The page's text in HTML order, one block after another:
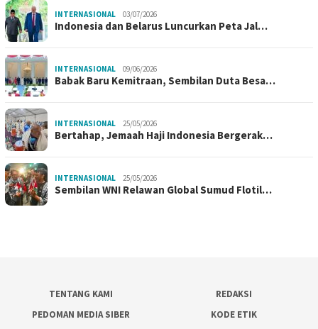
INTERNASIONAL 03/07/2026
Indonesia dan Belarus Luncurkan Peta Jal…
INTERNASIONAL 09/06/2026
Babak Baru Kemitraan, Sembilan Duta Besa…
INTERNASIONAL 25/05/2026
Bertahap, Jemaah Haji Indonesia Bergerak…
INTERNASIONAL 25/05/2026
Sembilan WNI Relawan Global Sumud Flotil…
TENTANG KAMI
REDAKSI
PEDOMAN MEDIA SIBER
KODE ETIK